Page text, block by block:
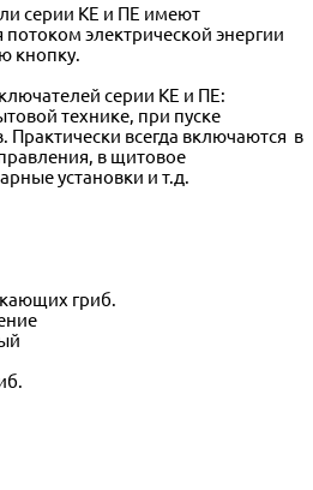
серии КЕ и ПЕ имеют
электрической энергии
кнопку.
серии КЕ и ПЕ:
технике, при пуске
Практически всегда включаются в
в щитовое
установки и т.д.
гриб.